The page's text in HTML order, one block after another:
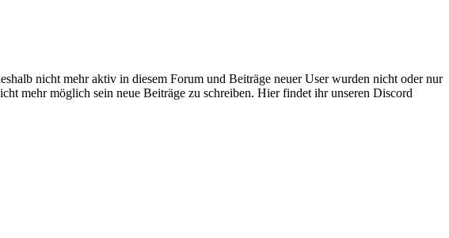
nicht mehr aktiv in diesem Forum und Beiträge neuer User wurden nicht oder nur
mehr möglich sein neue Beiträge zu schreiben. Hier findet ihr unseren Discord